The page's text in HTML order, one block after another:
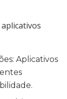
Aplicativos